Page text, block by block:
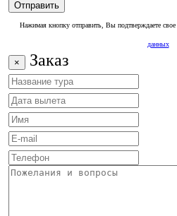
Нажимая кнопку отправить, Вы подтверждаете свое
данных
× Заказ